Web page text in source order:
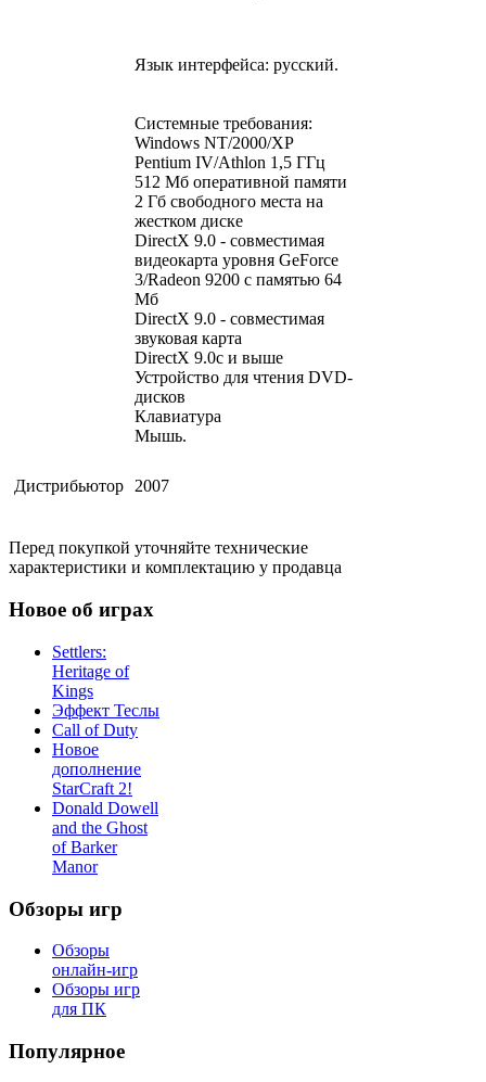
Язык интерфейса: русский.
Системные требования:
Windows NT/2000/XP
Pentium IV/Athlon 1,5 ГГц
512 Мб оперативной памяти
2 Гб свободного места на
жестком диске
DirectX 9.0 - совместимая
видеокарта уровня GeForce
3/Radeon 9200 с памятью 64
Мб
DirectX 9.0 - совместимая
звуковая карта
DirectX 9.0c и выше
Устройство для чтения DVD-
дисков
Клавиатура
Мышь.
Дистрибьютор 2007
Перед покупкой уточняйте технические
характеристики и комплектацию у продавца
Новое об играх
Settlers:
Heritage of
Kings
Эффект Теслы
Call of Duty
Новое
дополнение
StarCraft 2!
Donald Dowell
and the Ghost
of Barker
Manor
Обзоры игр
Обзоры
онлайн-игр
Обзоры игр
для ПК
Популярное